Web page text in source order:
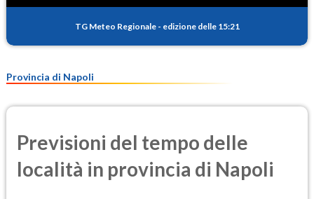
TG Meteo Regionale - edizione delle 15:21
Provincia di Napoli
Previsioni del tempo delle
località in provincia di Napoli